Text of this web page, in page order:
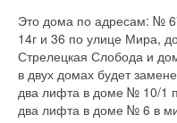
Это дома по адресам: №
14г и 36 по улице Мира,
Стрелецкая Слобода и
в двух домах будет
два лифта в доме № 10/1
два лифта в доме № 6 в